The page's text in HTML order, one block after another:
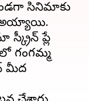
సినిమాకు
అయ్యాయి.
ప్లే
గంగమ్మ
మీద